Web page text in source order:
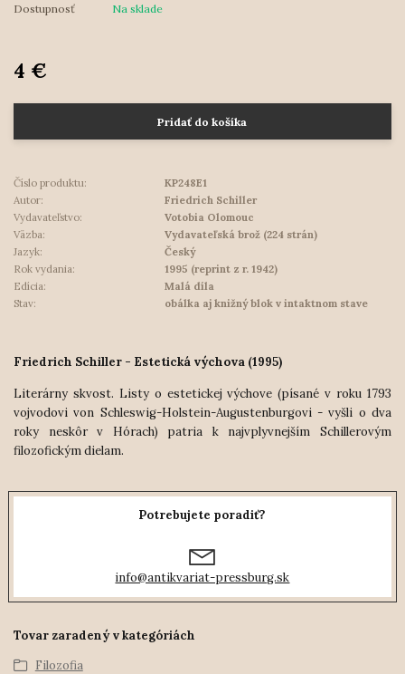
Dostupnosť Na sklade
4 €
Pridať do košíka
Číslo produktu:
KP248E1
Autor:
Friedrich Schiller
Vydavateľstvo:
Votobia Olomouc
Väzba:
Vydavateľská brož (224 strán)
Jazyk:
Český
Rok vydania:
1995 (reprint z r. 1942)
Edícia:
Malá díla
Stav:
obálka aj knižný blok v intaktnom stave
Friedrich Schiller - Estetická výchova (1995)
Literárny skvost. Listy o estetickej výchove (písané v roku 1793
vojvodovi von Schleswig-Holstein-Augustenburgovi - vyšli o dva
roky neskôr v Hórach) patria k najvplyvnejším Schillerovým
filozofickým dielam.
Potrebujete poradiť?
info@antikvariat-pressburg.sk
Tovar zaradený v kategóriách
Filozofia